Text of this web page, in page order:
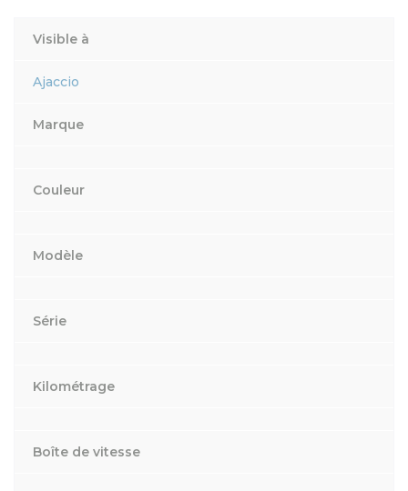
Visible à
Ajaccio
Marque
Couleur
Modèle
Série
Kilométrage
Boîte de vitesse